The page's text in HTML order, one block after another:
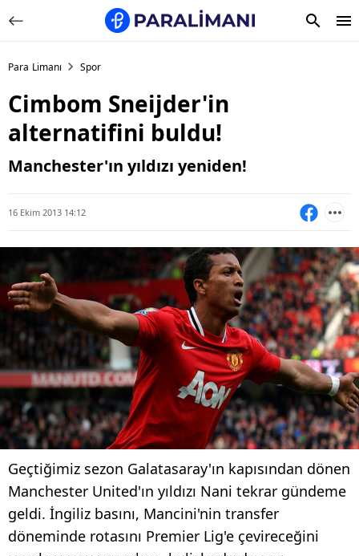
Para Limanı Spor
Cimbom Sneijder'in
alternatifini buldu!
Manchester'ın yıldızı yeniden!
16 Ekim 2013 14:12
Geçtiğimiz sezon Galatasaray'ın kapısından dönen
Manchester United'ın yıldızı Nani tekrar gündeme
geldi. İngiliz basını, Mancini'nin transfer
döneminde rotasını Premier Lig'e çevireceğini